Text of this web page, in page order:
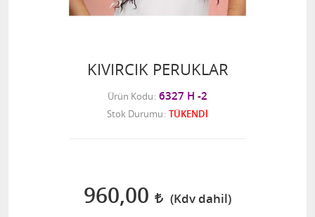
KIVIRCIK PERUKLAR
Ürün Kodu 6327 H -2
Stok Durumu TÜKENDİ
960,00